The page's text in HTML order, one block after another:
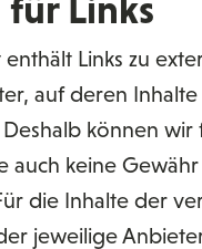
Links
Links zu
auf deren
Deshalb können wir
auch keine Gewähr
die Inhalte der
jeweilige